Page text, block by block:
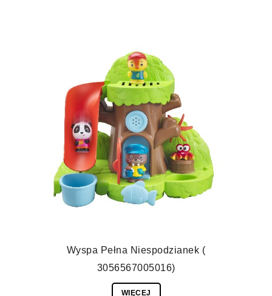
Wyspa Pełna Niespodzianek (
3056567005016)
WIĘCEJ